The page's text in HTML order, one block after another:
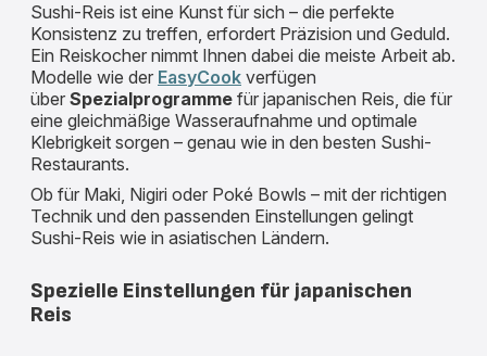
Sushi-Reis ist eine Kunst für sich – die perfekte
Konsistenz zu treffen, erfordert Präzision und Geduld.
Ein Reiskocher nimmt Ihnen dabei die meiste Arbeit ab.
Modelle wie der EasyCook verfügen
über Spezialprogramme für japanischen Reis, die für
eine gleichmäßige Wasseraufnahme und optimale
Klebrigkeit sorgen – genau wie in den besten Sushi-
Restaurants.
Ob für Maki, Nigiri oder Poké Bowls – mit der richtigen
Technik und den passenden Einstellungen gelingt
Sushi-Reis wie in asiatischen Ländern.
Spezielle Einstellungen für japanischen
Reis